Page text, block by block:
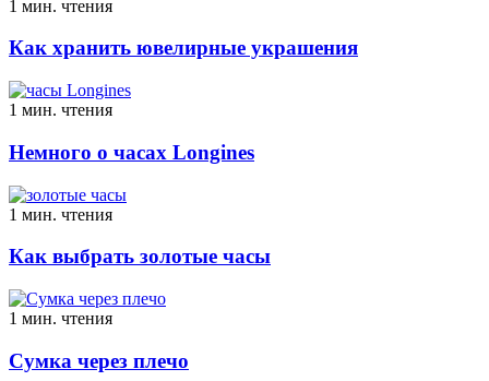
1 мин. чтения
Как хранить ювелирные украшения
1 мин. чтения
Немного о часах Longines
1 мин. чтения
Как выбрать золотые часы
1 мин. чтения
Сумка через плечо